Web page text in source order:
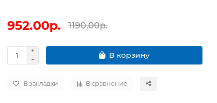
952.00р. 1190.00р.
В корзину
В закладки В сравнение